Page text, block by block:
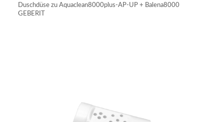
Duschdüse zu Aquaclean8000plus-AP-UP + Balena8000
GEBERIT